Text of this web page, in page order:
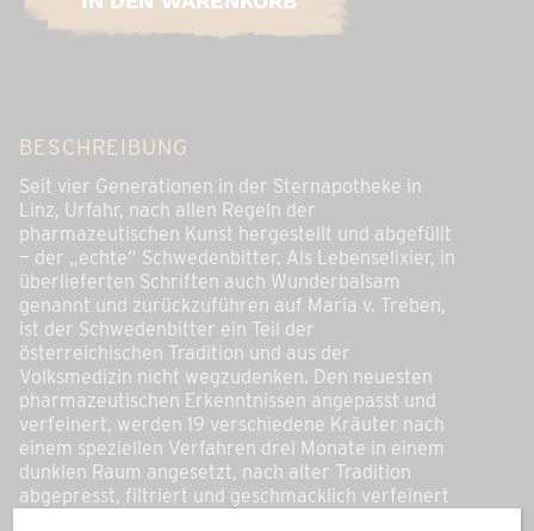
Holz-
BESCHREIBUNG
Seit vier Generationen in der Sternapotheke in
Linz, Urfahr, nach allen Regeln der
pharmazeutischen Kunst hergestellt und abgefüllt
— der „echte“ Schwedenbitter. Als Lebenselixier, in
überlieferten Schriften auch Wunderbalsam
genannt und zurückzuführen auf Maria v. Treben,
ist der Schwedenbitter ein Teil der
österreichischen Tradition und aus der
Volksmedizin nicht wegzudenken. Den neuesten
pharmazeutischen Erkenntnissen angepasst und
verfeinert, werden 19 verschiedene Kräuter nach
einem speziellen Verfahren drei Monate in einem
dunklen Raum angesetzt, nach alter Tradition
abgepresst, filtriert und geschmacklich verfeinert